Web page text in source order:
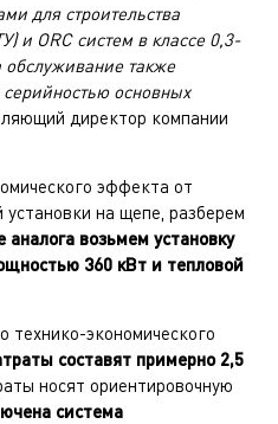
для строительства
и ORC систем в классе 0,3-
обслуживание также
основных
директор компании
эффекта от
на щепе, разберем
аналога возьмем установку
360 кВт и тепловой
технико-экономического
составят примерно 2,5
носят ориентировочную
система